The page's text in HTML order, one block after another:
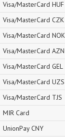
Visa/MasterCard HUF
Visa/MasterCard CZK
Visa/MasterCard NOK
Visa/MasterCard AZN
Visa/MasterCard GEL
Visa/MasterCard UZS
Visa/MasterCard TJS
MIR Card
UnionPay CNY